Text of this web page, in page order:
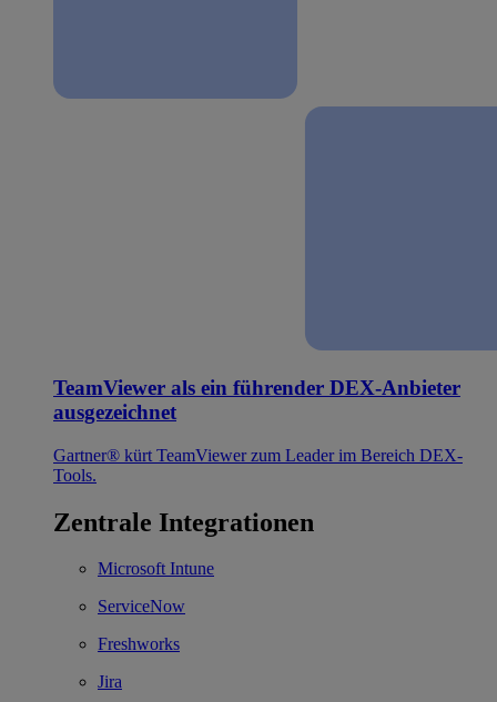
TeamViewer als ein führender DEX-Anbieter
ausgezeichnet
Gartner® kürt TeamViewer zum Leader im Bereich DEX-
Tools.
Zentrale Integrationen
Microsoft Intune
ServiceNow
Freshworks
Jira